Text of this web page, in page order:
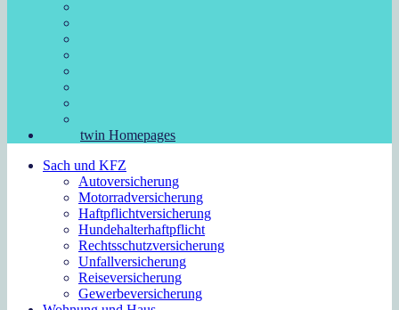
twin Homepages
Sach und KFZ
Autoversicherung
Motorradversicherung
Haftpflichtversicherung
Hundehalterhaftpflicht
Rechtsschutzversicherung
Unfallversicherung
Reiseversicherung
Gewerbeversicherung